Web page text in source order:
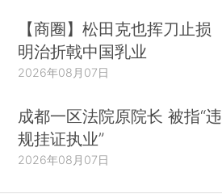
【商圈】松田克也挥刀止损
明治折戟中国乳业
2026年08月07日
成都一区法院原院长 被指“违
规挂证执业”
2026年08月07日